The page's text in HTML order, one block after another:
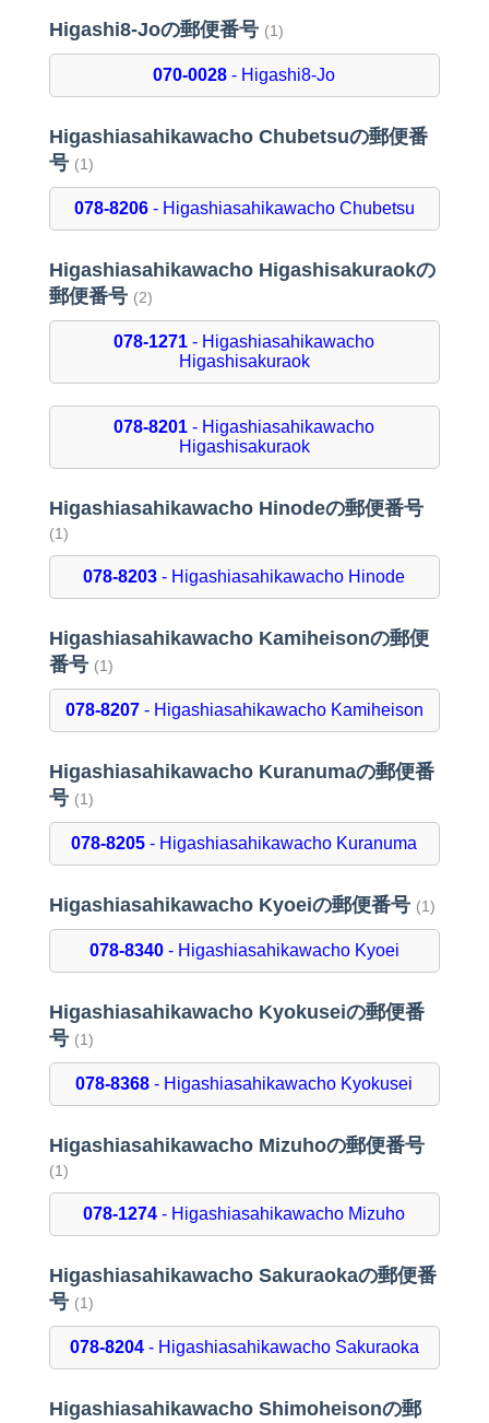
Higashi8-Joの郵便番号 (1)
070-0028 - Higashi8-Jo
Higashiasahikawacho Chubetsuの郵便番
号 (1)
078-8206- Higashiasahikawacho Chubetsu
Higashiasahikawacho Higashisakuraokの
郵便番号 (2)
078-1271 - Higashiasahikawacho
Higashisakuraok
078-8201 - Higashiasahikawacho
Higashisakuraok
Higashiasahikawacho Hinodeの郵便番号
(1)
078-8203 - Higashiasahikawacho Hinode
Higashiasahikawacho Kamiheisonの郵便
番号 (1)
078-8207- Higashiasahikawacho Kamiheison
Higashiasahikawacho Kuranumaの郵便番
号 (1)
078-8205 - Higashiasahikawacho Kuranuma
Higashiasahikawacho Kyoeiの郵便番号 (1)
078-8340- Higashiasahikawacho Kyoei
Higashiasahikawacho Kyokuseiの郵便番
号 (1)
078-8368 - Higashiasahikawacho Kyokusei
Higashiasahikawacho Mizuhoの郵便番号
(1)
078-1274 - Higashiasahikawacho Mizuho
Higashiasahikawacho Sakuraokaの郵便番
号 (1)
078-8204- Higashiasahikawacho Sakuraoka
Higashiasahikawacho Shimoheisonの郵